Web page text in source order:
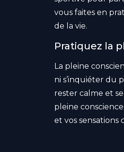
vous faites en
de la vie.
Pratiquez la
La pleine
ni s’inquiéter du
rester calme et
pleine
et vos sensations